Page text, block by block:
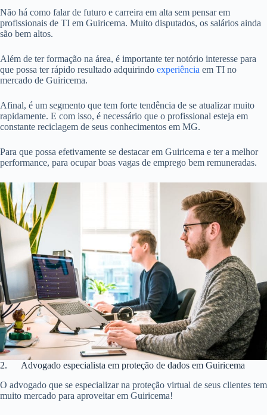
Não há como falar de futuro e carreira em alta sem pensar em
profissionais de TI em Guiricema. Muito disputados, os salários ainda
são bem altos.
Além de ter formação na área, é importante ter notório interesse para
que possa ter rápido resultado adquirindo experiência em TI no
mercado de Guiricema.
Afinal, é um segmento que tem forte tendência de se atualizar muito
rapidamente. E com isso, é necessário que o profissional esteja em
constante reciclagem de seus conhecimentos em MG.
Para que possa efetivamente se destacar em Guiricema e ter a melhor
performance, para ocupar boas vagas de emprego bem remuneradas.
2. Advogado especialista em proteção de dados em Guiricema
O advogado que se especializar na proteção virtual de seus clientes tem
muito mercado para aproveitar em Guiricema!